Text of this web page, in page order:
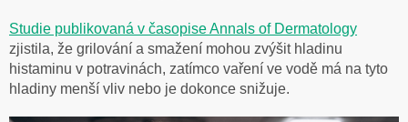
Studie publikovaná v časopise Annals of Dermatology
zjistila, že grilování a smažení mohou zvýšit hladinu
histaminu v potravinách, zatímco vaření ve vodě má na tyto
hladiny menší vliv nebo je dokonce snižuje.